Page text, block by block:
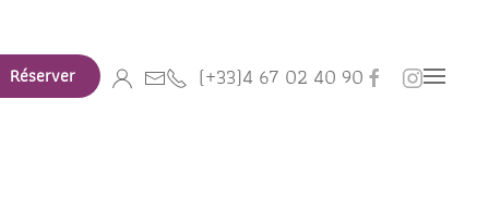
Réserver (+33)4 67 02 40 90